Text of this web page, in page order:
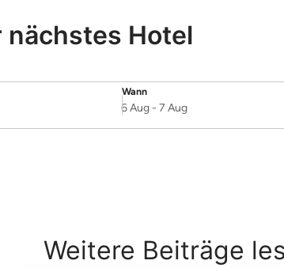
nächstes Hotel
Wann
SelectDate
6 Aug- 7 Aug
Weitere Beiträge